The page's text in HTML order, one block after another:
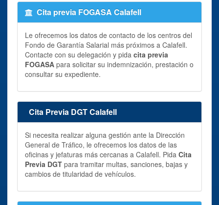
Cita previa FOGASA Calafell
Le ofrecemos los datos de contacto de los centros del
Fondo de Garantía Salarial más próximos a Calafell.
Contacte con su delegación y pida cita previa
FOGASA para solicitar su indemnización, prestación o
consultar su expediente.
Cita Previa DGT Calafell
Si necesita realizar alguna gestión ante la Dirección
General de Tráfico, le ofrecemos los datos de las
oficinas y jefaturas más cercanas a Calafell. Pida Cita
Previa DGT para tramitar multas, sanciones, bajas y
cambios de titularidad de vehículos.